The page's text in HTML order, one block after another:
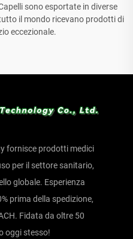
sono esportate in diverse
il mondo ricevano prodotti di
eccezionale.
fornisce prodotti medici
per il settore sanitario,
globale. Esperienza
prima della spedizione,
Fidata da oltre 50
oggi stesso!